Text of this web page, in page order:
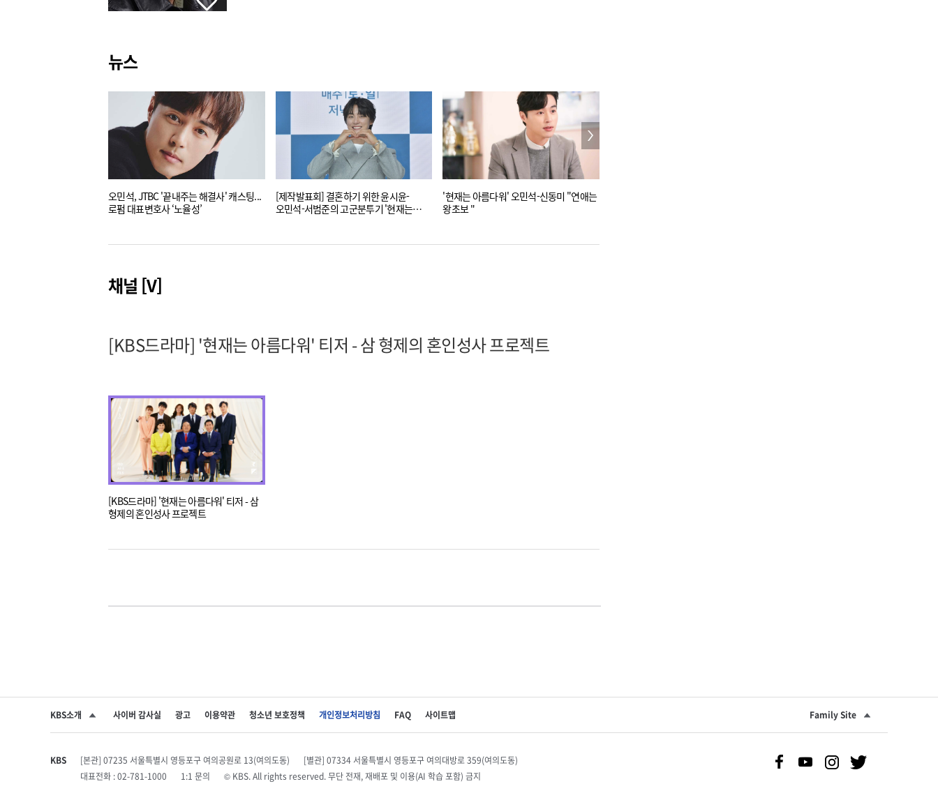
뉴스
오민석, JTBC '끝내주는 해결사' 캐스팅...
로펌 대표변호사 ‘노율성’
[제작발표회] 결혼하기 위한 윤시윤-
오민석-서범준의 고군분투기 '현재는
'현재는 아름다워' 오민석-신동미 "연애는
왕초보 "
채널 [V]
[KBS드라마] '현재는 아름다워' 티저 - 삼 형제의 혼인성사 프로젝트
[KBS드라마] '현재는 아름다워' 티저 - 삼
형제의 혼인성사 프로젝트
KBS소개 사이버 감사실 광고 이용약관 청소년 보호정책 개인정보처리방침 FAQ 사이트맵 Family Site
KBS [본관] 07235 서울특별시 영등포구 여의공원로 13(여의도동)
[별관] 07334 서울특별시 영등포구 여의대방로 359(여의도동)
대표전화 : 02-781-1000
1:1 문의 © KBS. All rights reserved. 무단 전재, 재배포 및 이용(AI 학습 포함) 금지
SNS 공유하기